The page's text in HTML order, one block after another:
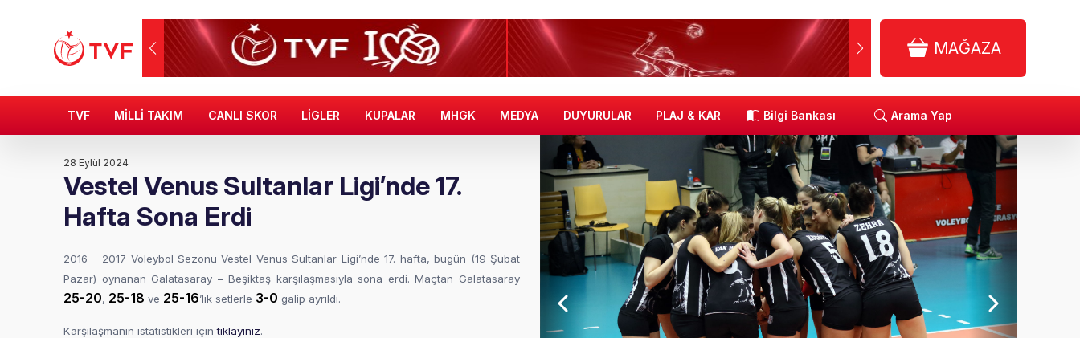
MAĞAZA
TVF MİLLİ TAKIM CANLI SKOR LİGLER KUPALAR MHGK MEDYA DUYURULAR PLAJ & KAR Bilgi Bankası Arama Yap
28 Eylül 2024
Vestel Venus Sultanlar Ligi’nde 17.
Hafta Sona Erdi
2016 – 2017 Voleybol Sezonu Vestel Venus Sultanlar Ligi’nde 17. hafta, bugün (19 Şubat
Pazar) oynanan Galatasaray – Beşiktaş karşılaşmasıyla sona erdi. Maçtan Galatasaray
25-20, 25-18 ve 25-16’lık setlerle 3-0 galip ayrıldı.
Karşılaşmanın istatistikleri içintıklayınız.